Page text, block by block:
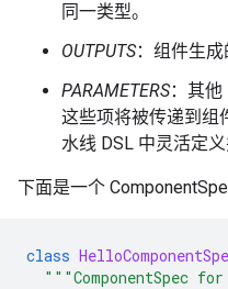
同一类型。
OUTPUTS：组件生成
PARAMETERS：其他
这些项将被传递到组
水线 DSL 中灵活定
下面是一个
class
"""ComponentSpec